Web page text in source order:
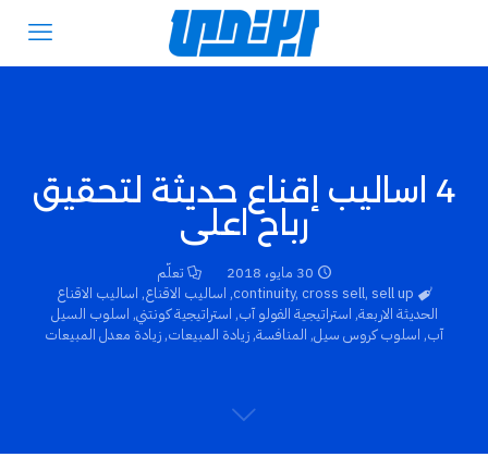
4 اساليب إقناع حديثة لتحقيق
رباح اعلى
30 مايو، 2018
تعلّم
continuity, cross sell, sell up
, اساليب الاقناع, اساليب الاقناع
الحديثة الاربعة, استراتيجية الفولو آب, استراتيجية كونتني, اسلوب السيل
آب, اسلوب كروس سيل, المنافسة, زيادة المبيعات, زيادة معدل المبيعات